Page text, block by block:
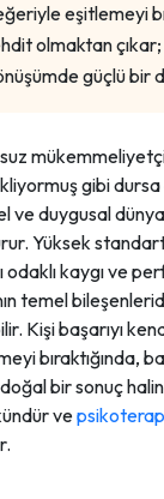
eşitlemeyi
olmaktan
güçlü bir
gibi dursa
ve duygusal
Yüksek
odaklı kaygı ve
temel
Kişi başarıyı
bıraktığında,
bir sonuç
ve